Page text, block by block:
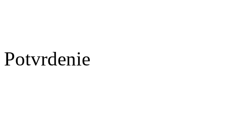
Potvrdenie